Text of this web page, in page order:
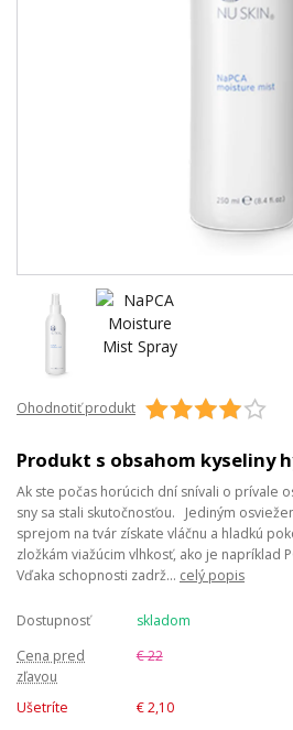
Ohodnotiť produkt
Produkt s obsahom kyseliny
Ak ste počas horúcich dní snívali o prívale
sny sa stali skutočnosťou. Jediným
sprejom na tvár získate vláčnu a hladkú
zložkám viažúcim vlhkosť, ako je napríklad
Vďaka schopnosti zadrž... celý popis
Dostupnosť
skladom
Cena pred
zľavou
€ 22
Ušetríte € 2,10